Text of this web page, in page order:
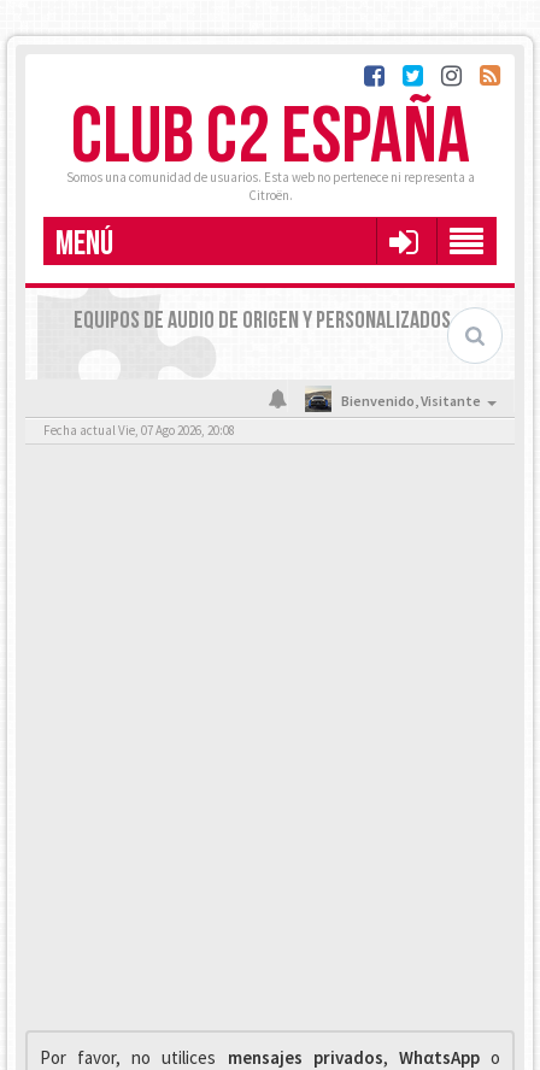
CLUB C2 ESPAÑA
Somos una comunidad de usuarios. Esta web no pertenece ni representa a
Citroën.
MENÚ
EQUIPOS DE AUDIO DE ORIGEN Y PERSONALIZADOS
Bienvenido,Visitante
Fecha actual Vie, 07 Ago 2026, 20:08
Por favor, no utilices mensajes privados, WhαtsAppo